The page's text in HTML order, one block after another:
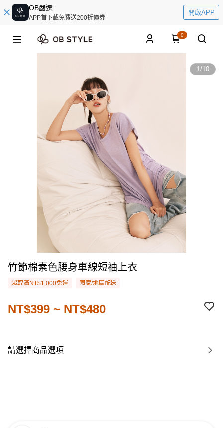
OB嚴選
APP首下載免費送200折價券
開啟APP
0
1/10
竹節棉素色腰身車線短袖上衣
超取滿NT$1,000免運 國家/地區配送
NT$399 ~ NT$480
請選擇商品選項